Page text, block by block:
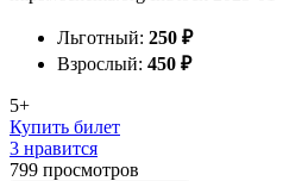
Льготный: 250 ₽
Взрослый: 450 ₽
5+
Купить билет
3 нравится
799 просмотров